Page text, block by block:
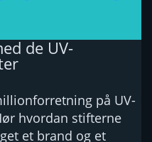
de UV-
på UV-
hvordan stifterne
et brand og et